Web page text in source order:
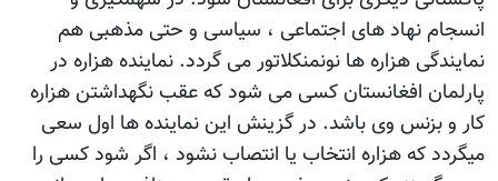
انسجام نهاد های اجتماعی ، سیاسی و حتی مذهبی هم
نمایندگی هزاره ها نونمنکلاتور می گردد. نماینده هزاره در
پارلمان افغانستان کسی می شود که عقب نگهداشتن هزاره
کار و بزنس وی باشد. در گزینش این نماینده ها اول سعی
میگردد که هزاره انتخاب یا انتصاب نشود ، اگر شود کسی را